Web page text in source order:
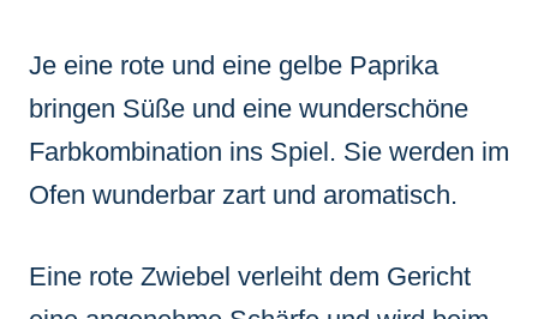
Je eine rote und eine gelbe Paprika
bringen Süße und eine wunderschöne
Farbkombination ins Spiel. Sie werden im
Ofen wunderbar zart und aromatisch.
Eine rote Zwiebel verleiht dem Gericht